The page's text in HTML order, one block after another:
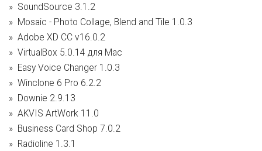
SoundSource 3.1.2
Mosaic - Photo Collage, Blend and Tile 1.0.3
Adobe XD CC v16.0.2
VirtualBox 5.0.14 для Mac
Easy Voice Changer 1.0.3
Winclone 6 Pro 6.2.2
Downie 2.9.13
AKVIS ArtWork 11.0
Business Card Shop 7.0.2
Radioline 1.3.1